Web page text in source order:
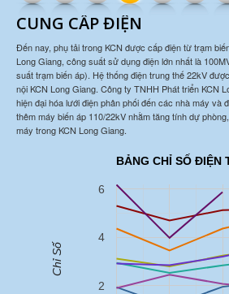
CUNG CẤP ĐIỆN
Đến nay, phụ tải trong KCN được cấp điện từ trạm
Long Giang, công suất sử dụng điện lớn nhất là
suất trạm biến áp). Hệ thống điện trung thế 22kV
nội KCN Long Giang. Công ty TNHH Phát triển KCN
hiện đại hóa lưới điện phân phối đến các nhà máy và
thêm máy biến áp 110/22kV nhằm tăng tính dự
máy trong KCN Long Giang.
BẢNG CHỈ SỐ ĐIỆN
2
4
6
Chỉ Số